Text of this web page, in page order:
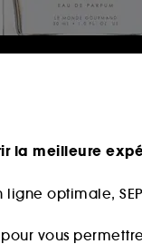
83
/100ml
la meilleure
optimale,
pour vous